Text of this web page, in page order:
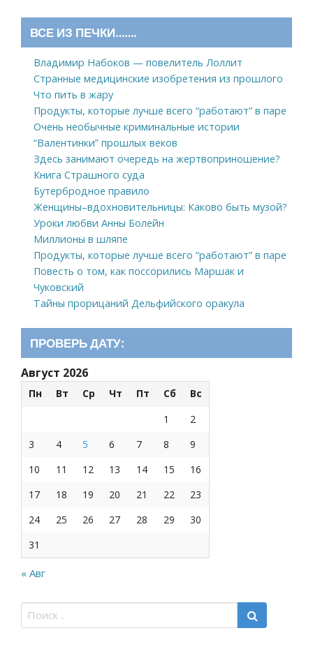
ВСЕ ИЗ ПЕЧКИ…….
Владимир Набоков — повелитель Лоллит
Странные медицинские изобретения из прошлого
Что пить в жару
Продукты, которые лучше всего “работают” в паре
Очень необычные криминальные истории
“Валентинки” прошлых веков
Здесь занимают очередь на жертвоприношение?
Книга Страшного суда
Бутербродное правило
Женщины–вдохновительницы: Каково быть музой?
Уроки любви Анны Болейн
Миллионы в шляпе
Продукты, которые лучше всего “работают” в паре
Повесть о том, как поссорились Маршак и
Чуковский
Тайны прорицаний Дельфийского оракула
ПРОВЕРЬ ДАТУ:
Август 2026
Пн Вт Ср Чт Пт Сб
Вс
1
2
3
4 5 6 7 8
9
10
11 12 13 14 15
16
17
18 19 20 21 22
23
24
25 26 27 28 29
30
31
« Авг